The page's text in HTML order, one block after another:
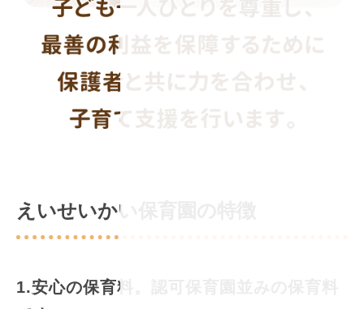
えいせいかい保育園の特徴
1.安心の保育料。認可保育園並みの保育料